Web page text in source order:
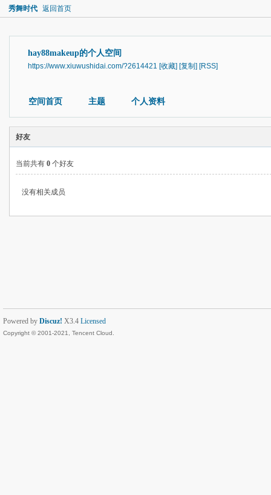
秀舞时代 返回首页
hay88makeup的个人空间
https://www.xiuwushidai.com/?2614421 [收藏] [复制] [RSS]
空间首页 主题 个人资料
好友
当前共有 0 个好友
没有相关成员
Powered by Discuz! X3.4 Licensed
Copyright © 2001-2021, Tencent Cloud.